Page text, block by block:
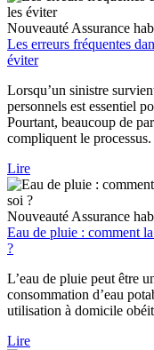
Nouveauté Assurance
Les erreurs fréquentes
éviter
Lorsqu’un sinistre
personnels est essentiel
Pourtant, beaucoup de
compliquent le processus.
Lire
Nouveauté Assurance
Eau de pluie : comment
?
L’eau de pluie peut être
consommation d’eau
utilisation à domicile
Lire